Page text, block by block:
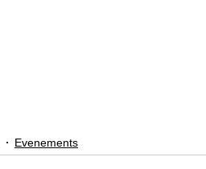
Evenements